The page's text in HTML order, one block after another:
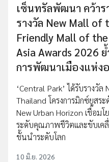
เซ็นทรัลพัฒนา คว้า
รางวัล New Mall of
Friendly Mall of
Asia Awards 2026
การพัฒนาเมืองแห่ง
‘Central Park’ ได้รับรางวั
Thailand โครงการมิกซ์ยูสร
New Urban Horizon เชื่อม
ระดับคุณภาพชีวิตและขับเค
ชั้นนำระดับโลก
10 มิ.ย. 2026